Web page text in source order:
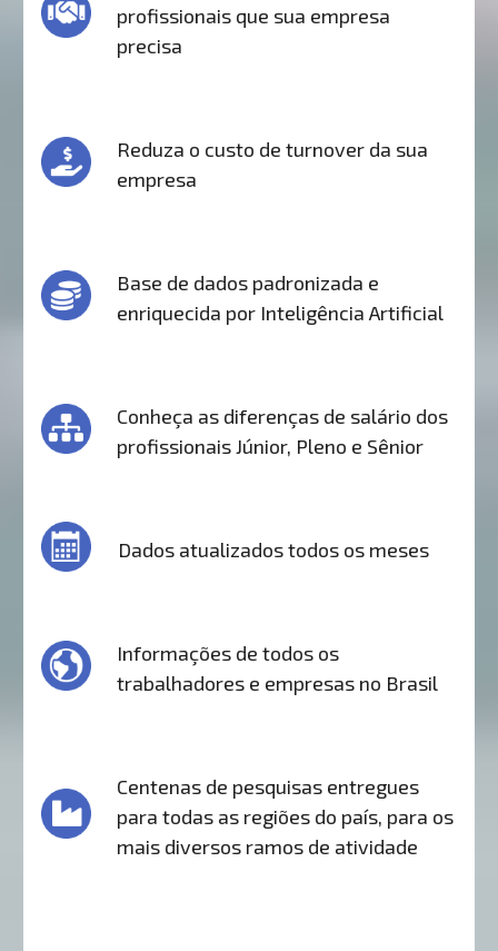
profissionais que sua empresa
precisa
Reduza o custo de turnover da sua
empresa
Base de dados padronizada e
enriquecida por Inteligência Artificial
Conheça as diferenças de salário dos
profissionais Júnior, Pleno e Sênior
Dados atualizados todos os meses
Informações de todos os
trabalhadores e empresas no Brasil
Centenas de pesquisas entregues
para todas as regiões do país, para os
mais diversos ramos de atividade